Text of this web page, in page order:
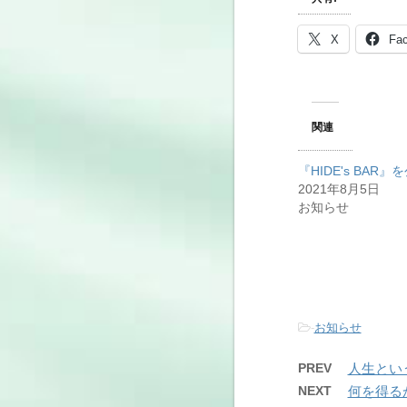
X
関連
『HIDE's BAR』
2021年8月5日
お知らせ
-お知らせ
PREV 人生と
NEXT 何を得る